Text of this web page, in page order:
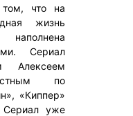
что на
жизнь
наполнена
Сериал
Алексеем
по
«Киппер»
Сериал уже